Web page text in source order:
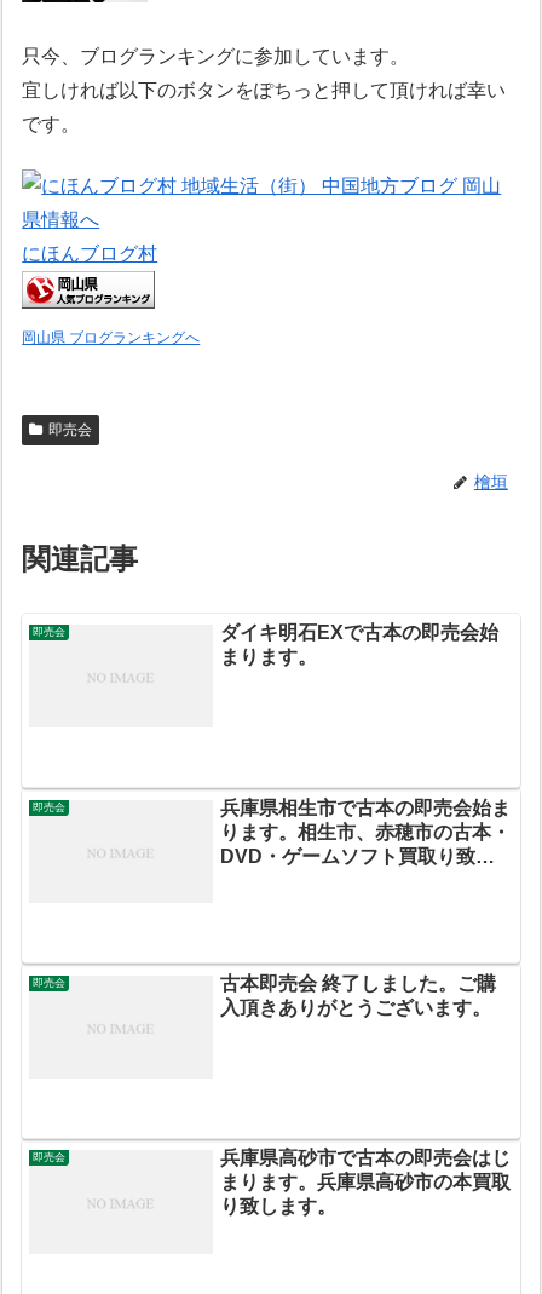
只今、ブログランキングに参加しています。
宜しければ以下のボタンをぽちっと押して頂ければ幸い
です。
にほんブログ村
岡山県 ブログランキングへ
即売会
檜垣
関連記事
即売会
ダイキ明石EXで古本の即売会始
まります。
即売会
兵庫県相生市で古本の即売会始ま
ります。相生市、赤穂市の古本・
DVD・ゲームソフト買取り致し
即売会
古本即売会 終了しました。ご購
入頂きありがとうございます。
即売会
兵庫県高砂市で古本の即売会はじ
まります。兵庫県高砂市の本買取
り致します。